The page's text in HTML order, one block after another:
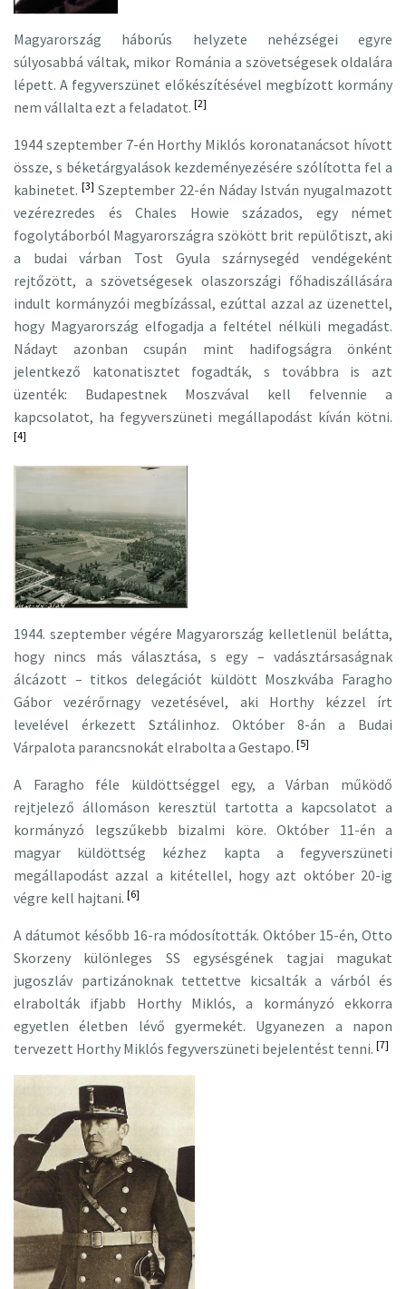
Magyarország háborús helyzete nehézségei egyre
súlyosabbá váltak, mikor Románia a szövetségesek oldalára
lépett. A fegyverszünet előkészítésével megbízott kormány
nem vállalta ezt a feladatot. [2]
1944 szeptember 7-én Horthy Miklós koronatanácsot hívott
össze, s béketárgyalások kezdeményezésére szólította fel a
kabinetet.[3] Szeptember 22-én Náday István nyugalmazott
vezérezredes és Chales Howie százados, egy német
fogolytáborból Magyarországra szökött brit repülőtiszt, aki
a budai várban Tost Gyula szárnysegéd vendégeként
rejtőzött, a szövetségesek olaszországi főhadiszállására
indult kormányzói megbízással, ezúttal azzal az üzenettel,
hogy Magyarország elfogadja a feltétel nélküli megadást.
Nádayt azonban csupán mint hadifogságra önként
jelentkező katonatisztet fogadták, s továbbra is azt
üzenték: Budapestnek Moszvával kell felvennie a
kapcsolatot, ha fegyverszüneti megállapodást kíván kötni.
[4]
1944. szeptember végére Magyarország kelletlenül belátta,
hogy nincs más választása, s egy – vadásztársaságnak
álcázott – titkos delegációt küldött Moszkvába Faragho
Gábor vezérőrnagy vezetésével, aki Horthy kézzel írt
levelével érkezett Sztálinhoz. Október 8-án a Budai
Várpalota parancsnokát elrabolta a Gestapo. [5]
A Faragho féle küldöttséggel egy, a Várban működő
rejtjelező állomáson keresztül tartotta a kapcsolatot a
kormányzó legszűkebb bizalmi köre. Október 11-én a
magyar küldöttség kézhez kapta a fegyverszüneti
megállapodást azzal a kitétellel, hogy azt október 20-ig
végre kell hajtani. [6]
A dátumot később 16-ra módosították. Október 15-én, Otto
Skorzeny különleges SS egysésgének tagjai magukat
jugoszláv partizánoknak tettettve kicsalták a várból és
elrabolták ifjabb Horthy Miklós, a kormányzó ekkorra
egyetlen életben lévő gyermekét. Ugyanezen a napon
tervezett Horthy Miklós fegyverszüneti bejelentést tenni. [7]